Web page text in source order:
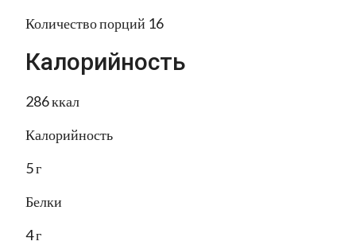
Количество порций 16
Калорийность
286 ккал
Калорийность
5 г
Белки
4 г